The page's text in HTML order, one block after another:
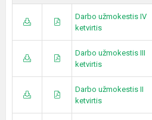
Darbo užmokestis IV
ketvirtis
Darbo užmokestis III
ketvirtis
Darbo užmokestis II
ketvirtis